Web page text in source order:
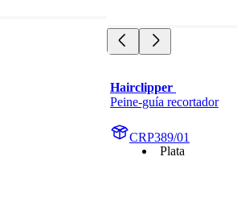
Hairclipper
Peine-guía recortador
CRP389/01
Plata